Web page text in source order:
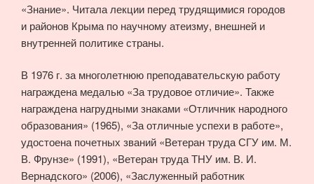
«Знание». Читала лекции перед трудящимися городов
и районов Крыма по научному атеизму, внешней и
внутренней политике страны.
В 1976 г. за многолетнюю преподавательскую работу
награждена медалью «За трудовое отличие». Также
награждена нагрудными знаками «Отличник народного
образования» (1965), «За отличные успехи в работе»,
удостоена почетных званий «Ветеран труда СГУ им. М.
В. Фрунзе» (1991), «Ветеран труда ТНУ им. В. И.
Вернадского» (2006), «Заслуженный работник